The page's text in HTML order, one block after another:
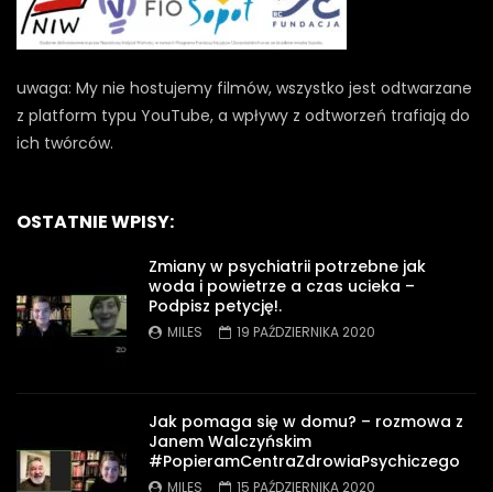
uwaga: My nie hostujemy filmów, wszystko jest odtwarzane
z platform typu YouTube, a wpływy z odtworzeń trafiają do
ich twórców.
OSTATNIE WPISY:
Zmiany w psychiatrii potrzebne jak
woda i powietrze a czas ucieka –
Podpisz petycję!.
MILES 19 PAŹDZIERNIKA 2020
Jak pomaga się w domu? – rozmowa z
Janem Walczyńskim
#PopieramCentraZdrowiaPsychiczego
MILES 15 PAŹDZIERNIKA 2020